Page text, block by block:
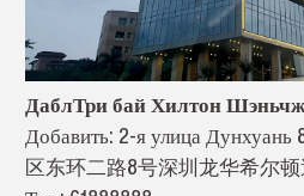
ДаблТри бай Хилтон
Добавить: 2-я улица
区东环二路8号深圳龙华希尔